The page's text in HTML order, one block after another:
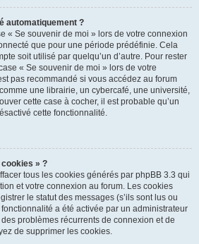
automatiquement ?
« Se souvenir de moi » lors de votre connexion
que pour une période prédéfinie. Cela
soit utilisé par quelqu’un d’autre. Pour rester
« Se souvenir de moi » lors de votre
pas recommandé si vous accédez au forum
une librairie, un cybercafé, une université,
cette case à cocher, il est probable qu’un
cette fonctionnalité.
» ?
tous les cookies générés par phpBB 3.3 qui
et votre connexion au forum. Les cookies
le statut des messages (s’ils sont lus ou
a été activée par un administrateur
problèmes récurrents de connexion et de
de supprimer les cookies.